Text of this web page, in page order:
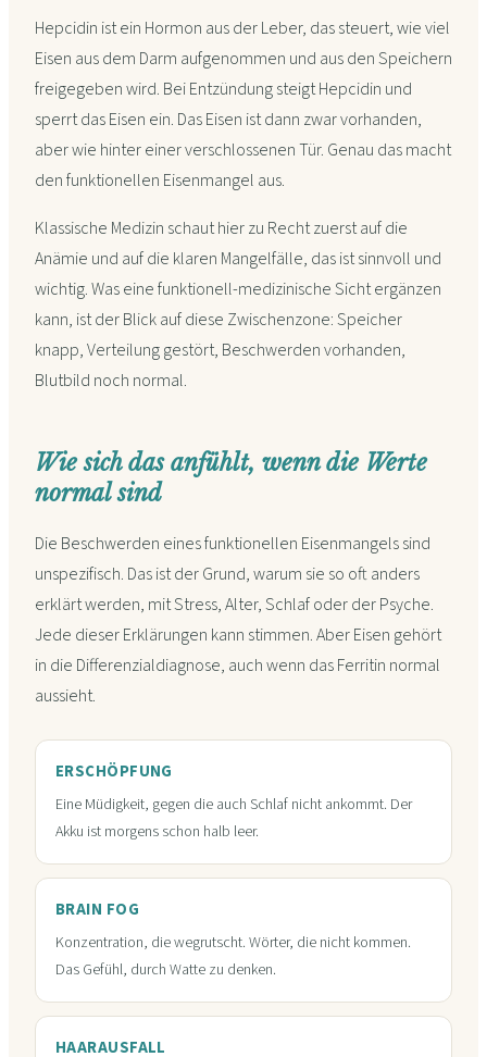
Hepcidin ist ein Hormon aus der Leber, das steuert, wie viel
Eisen aus dem Darm aufgenommen und aus den Speichern
freigegeben wird. Bei Entzündung steigt Hepcidin und
sperrt das Eisen ein. Das Eisen ist dann zwar vorhanden,
aber wie hinter einer verschlossenen Tür. Genau das macht
den funktionellen Eisenmangel aus.
Klassische Medizin schaut hier zu Recht zuerst auf die
Anämie und auf die klaren Mangelfälle, das ist sinnvoll und
wichtig. Was eine funktionell-medizinische Sicht ergänzen
kann, ist der Blick auf diese Zwischenzone: Speicher
knapp, Verteilung gestört, Beschwerden vorhanden,
Blutbild noch normal.
Wie sich das anfühlt, wenn die Werte
normal sind
Die Beschwerden eines funktionellen Eisenmangels sind
unspezifisch. Das ist der Grund, warum sie so oft anders
erklärt werden, mit Stress, Alter, Schlaf oder der Psyche.
Jede dieser Erklärungen kann stimmen. Aber Eisen gehört
in die Differenzialdiagnose, auch wenn das Ferritin normal
aussieht.
ERSCHÖPFUNG
Eine Müdigkeit, gegen die auch Schlaf nicht ankommt. Der
Akku ist morgens schon halb leer.
BRAIN FOG
Konzentration, die wegrutscht. Wörter, die nicht kommen.
Das Gefühl, durch Watte zu denken.
HAARAUSFALL